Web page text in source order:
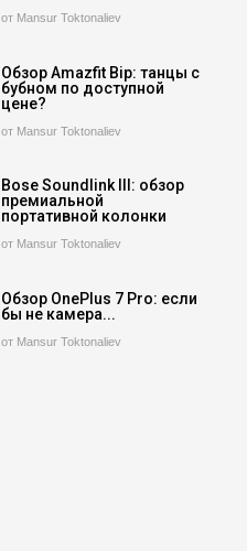
от Mansur Toktonaliev
Обзор Amazfit Bip: танцы с
бубном по доступной
цене?
от Mansur Toktonaliev
Bose Soundlink III: обзор
премиальной
портативной колонки
от Mansur Toktonaliev
Обзор OnePlus 7 Pro: если
бы не камера...
от Mansur Toktonaliev